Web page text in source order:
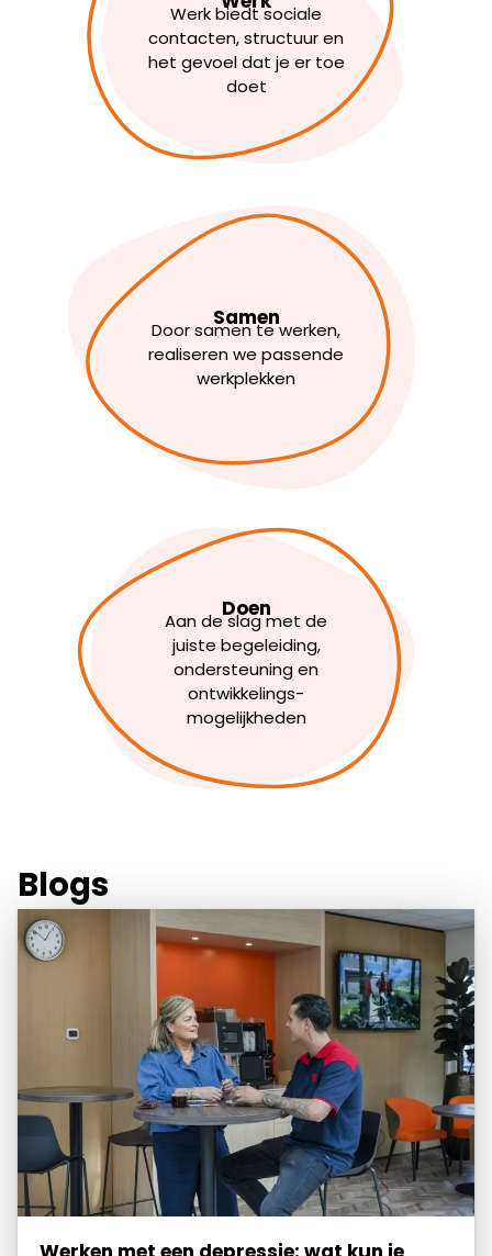
Werk biedt sociale
contacten, structuur en
het gevoel dat je er toe
doet
Samen
Door samen te werken,
realiseren we passende
werkplekken
Doen
Aan de slag met de
juiste begeleiding,
ondersteuning en
ontwikkelings-
mogelijkheden
Blogs